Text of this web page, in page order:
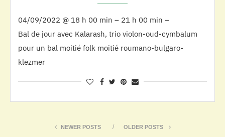
04/09/2022 @ 18 h 00 min – 21 h 00 min –
Bal de jour avec Kalarash, trio violon-oud-cymbalum
pour un bal moitié folk moitié roumano-bulgaro-
klezmer
NEWER POSTS OLDER POSTS